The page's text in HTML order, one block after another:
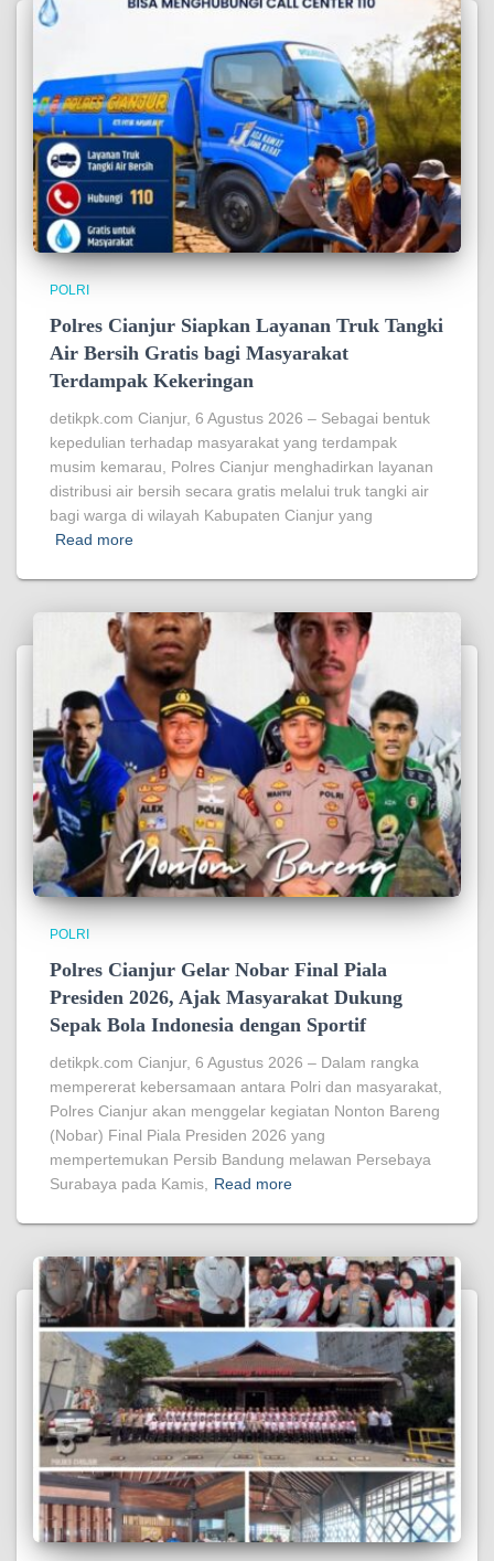
POLRI
Polres Cianjur Siapkan Layanan Truk Tangki
Air Bersih Gratis bagi Masyarakat
Terdampak Kekeringan
detikpk.com Cianjur, 6 Agustus 2026 – Sebagai bentuk
kepedulian terhadap masyarakat yang terdampak
musim kemarau, Polres Cianjur menghadirkan layanan
distribusi air bersih secara gratis melalui truk tangki air
bagi warga di wilayah Kabupaten Cianjur yang
Read more
POLRI
Polres Cianjur Gelar Nobar Final Piala
Presiden 2026, Ajak Masyarakat Dukung
Sepak Bola Indonesia dengan Sportif
detikpk.com Cianjur, 6 Agustus 2026 – Dalam rangka
mempererat kebersamaan antara Polri dan masyarakat,
Polres Cianjur akan menggelar kegiatan Nonton Bareng
(Nobar) Final Piala Presiden 2026 yang
mempertemukan Persib Bandung melawan Persebaya
Surabaya pada Kamis, Read more